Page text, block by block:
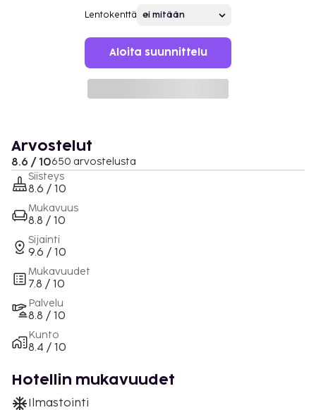
Lentokenttä
Aloita suunnittelu
Arvostelut
8.6 / 10650 arvostelusta
Siisteys
8.6 / 10
Mukavuus
8.8 / 10
Sijainti
9.6 / 10
Mukavuudet
7.8 / 10
Palvelu
8.8 / 10
Kunto
8.4 / 10
Hotellin mukavuudet
Ilmastointi